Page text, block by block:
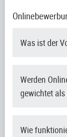
Was ist der
Werden
gewichtet als
Wie